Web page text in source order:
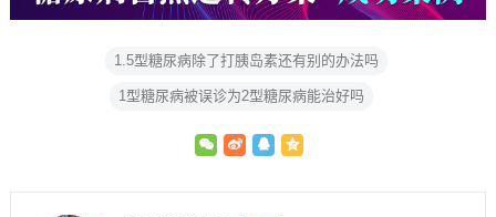
1.5型糖尿病除了打胰岛素还有别的办法吗
1型糖尿病被误诊为2型糖尿病能治好吗